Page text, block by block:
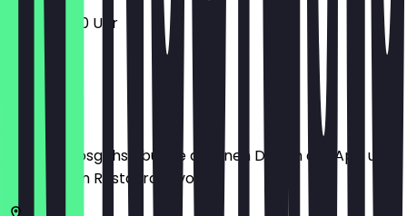
12:30 - 19:00 Uhr
Bevor du losgehst, buche dir einen Deal in der App und
zeige ihn im Restaurant vor.